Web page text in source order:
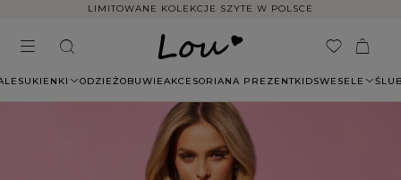
LIMITOWANE KOLEKCJE SZYTE W POLSCE
SUKIENKI ODZIEŻOBUWIEAKCESORIANA PREZENTKIDSWESELE